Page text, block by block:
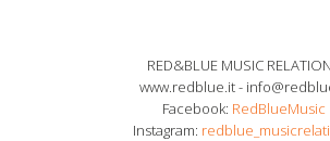
RED&BLUE MUSIC
www.redblue.it -
Facebook: RedBlueMusic
Instagram: